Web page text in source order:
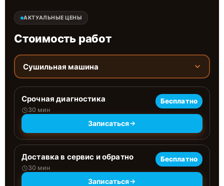
АКТУАЛЬНЫЕ ЦЕНЫ
Стоимость работ
Сушильная машина
Срочная диагностика
30 мин
Бесплатно
Записаться
Доставка в сервис и обратно
30 мин
Бесплатно
Записаться